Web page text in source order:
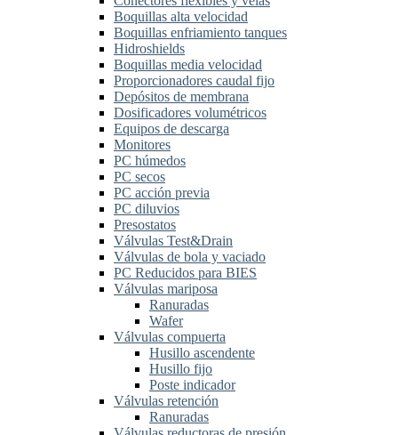
Boquillas alta velocidad
Boquillas enfriamiento tanques
Hidroshields
Boquillas media velocidad
Proporcionadores caudal fijo
Depósitos de membrana
Dosificadores volumétricos
Equipos de descarga
Monitores
PC húmedos
PC secos
PC acción previa
PC diluvios
Presostatos
Válvulas Test&Drain
Válvulas de bola y vaciado
PC Reducidos para BIES
Válvulas mariposa
Ranuradas
Wafer
Válvulas compuerta
Husillo ascendente
Husillo fijo
Poste indicador
Válvulas retención
Ranuradas